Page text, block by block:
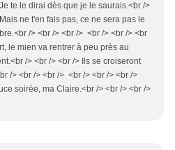
te le dirai dès que je le saurais.<br />
ne t'en fais pas, ce ne sera pas le
/> <br /> <br /> <br /> <br /> <br
le mien va rentrer à peu près au
/> <br /> <br /> Ils se croiseront
/> <br /> <br /> <br /> <br /> <br />
soirée, ma Claire.<br /> <br /> <br />